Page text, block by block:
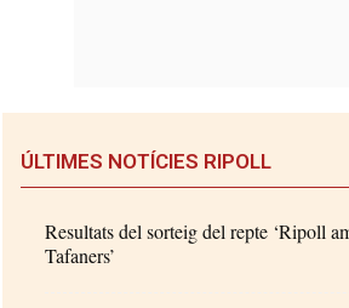
ÚLTIMES NOTÍCIES RIPOLL
Resultats del sorteig del repte ‘Ripoll
Tafaners’